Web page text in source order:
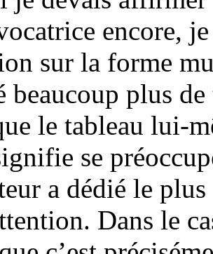
encore,
sur la forme
beaucoup plus
le tableau lui-
se
a dédié le
Dans le